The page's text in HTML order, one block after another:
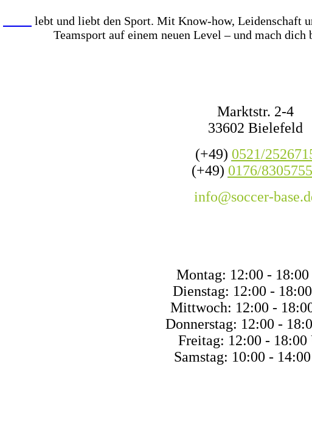
lebt und liebt den Sport. Mit Know-how, Leidenschaft
Teamsport auf einem neuen Level – und mach
Marktstr. 2-4
33602 Bielefeld
(+49) 0521/
(+49) 0176/
info@soccer-
Montag: 12:00 -
Dienstag: 12:00 -
Mittwoch: 12:00 -
Donnerstag: 12:00 -
Freitag: 12:00 - 18:00
Samstag: 10:00 -